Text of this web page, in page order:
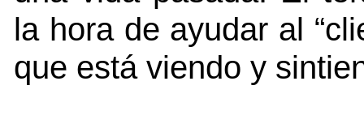
la hora de ayudar al
que está viendo y